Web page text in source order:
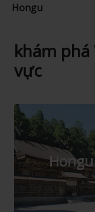
Hongu
khám
vực
Hongu